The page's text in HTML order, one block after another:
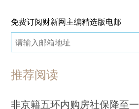
免费订阅财新网主编精选版电邮
推荐阅读
非京籍五环内购房社保降至一